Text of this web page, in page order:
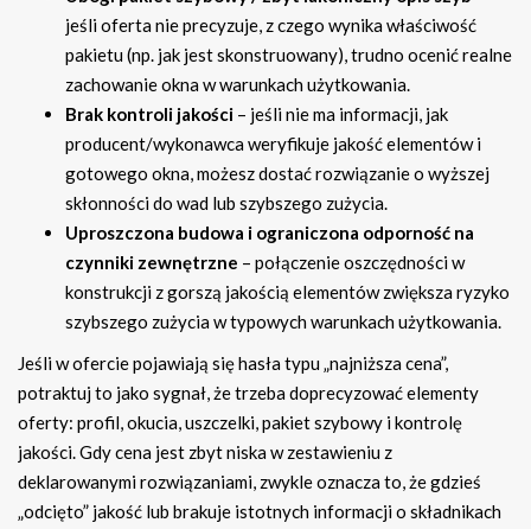
jeśli oferta nie precyzuje, z czego wynika właściwość
pakietu (np. jak jest skonstruowany), trudno ocenić realne
zachowanie okna w warunkach użytkowania.
Brak kontroli jakości – jeśli nie ma informacji, jak
producent/wykonawca weryfikuje jakość elementów i
gotowego okna, możesz dostać rozwiązanie o wyższej
skłonności do wad lub szybszego zużycia.
Uproszczona budowa i ograniczona odporność na
czynniki zewnętrzne – połączenie oszczędności w
konstrukcji z gorszą jakością elementów zwiększa ryzyko
szybszego zużycia w typowych warunkach użytkowania.
Jeśli w ofercie pojawiają się hasła typu „najniższa cena”,
potraktuj to jako sygnał, że trzeba doprecyzować elementy
oferty: profil, okucia, uszczelki, pakiet szybowy i kontrolę
jakości. Gdy cena jest zbyt niska w zestawieniu z
deklarowanymi rozwiązaniami, zwykle oznacza to, że gdzieś
„odcięto” jakość lub brakuje istotnych informacji o składnikach